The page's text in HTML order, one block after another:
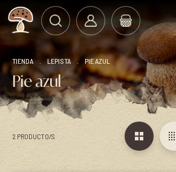
TIENDA LEPISTA PIE AZUL
Pie azul
2 PRODUCTO/S